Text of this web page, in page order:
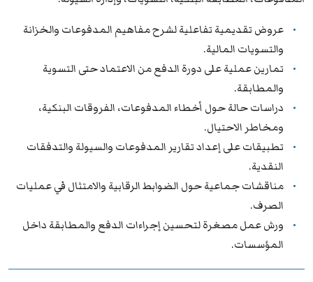
عروض تقديمية تفاعلية لشرح مفاهيم المدفوعات والخزانة
والتسويات المالية.
تمارين عملية على دورة الدفع من الاعتماد حتى التسوية
والمطابقة.
دراسات حالة حول أخطاء المدفوعات، الفروقات البنكية،
ومخاطر الاحتيال.
تطبيقات على إعداد تقارير المدفوعات والسيولة والتدفقات
النقدية.
مناقشات جماعية حول الضوابط الرقابية والامتثال في عمليات
الصرف.
ورش عمل مصغرة لتحسين إجراءات الدفع والمطابقة داخل
المؤسسات.